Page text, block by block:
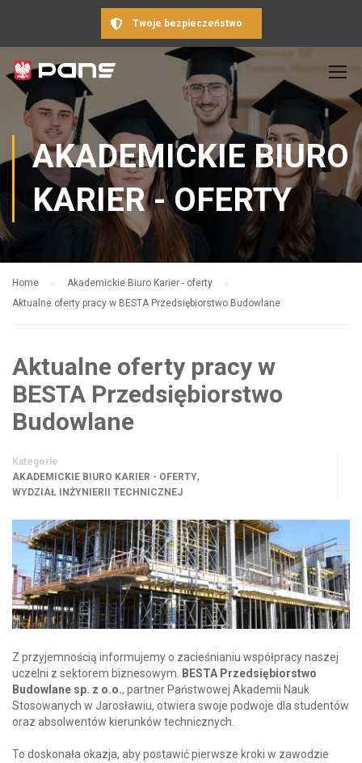
Twoje bezpieczeństwo
AKADEMICKIE BIURO
KARIER - OFERTY
Home
Akademickie Biuro Karier - oferty
Aktualne oferty pracy w BESTA Przedsiębiorstwo Budowlane
Aktualne oferty pracy w
BESTA Przedsiębiorstwo
Budowlane
Kategorie
AKADEMICKIE BIURO KARIER - OFERTY,
WYDZIAŁ INŻYNIERII TECHNICZNEJ
Z przyjemnością informujemy o zacieśnianiu współpracy naszej
uczelni z sektorem biznesowym. BESTA Przedsiębiorstwo
Budowlane sp. z o.o., partner Państwowej Akademii Nauk
Stosowanych w Jarosławiu, otwiera swoje podwoje dla studentów
oraz absolwentów kierunków technicznych.
To doskonała okazja, aby postawić pierwsze kroki w zawodzie